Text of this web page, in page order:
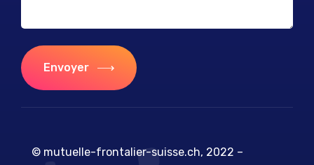
Envoyer
© mutuelle-frontalier-suisse.ch, 2022 –